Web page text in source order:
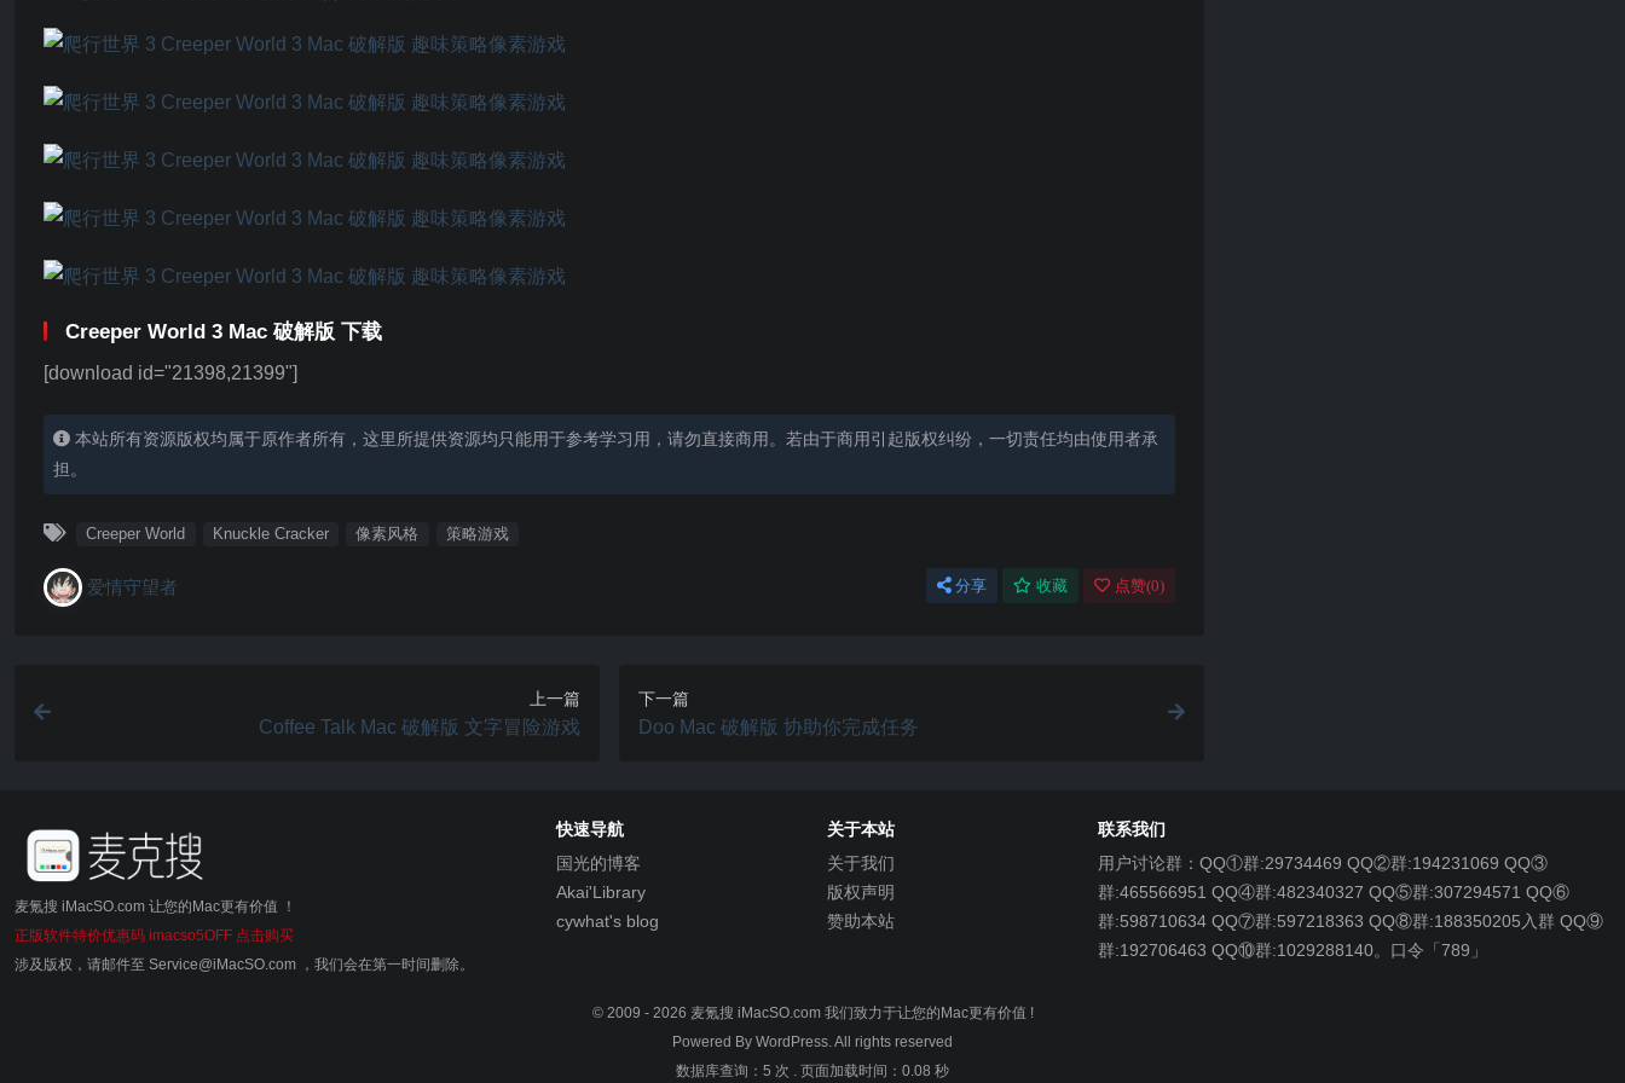
Creeper World 3 Mac 破解版 下载
[download id="21398,21399"]
本站所有资源版权均属于原作者所有，这里所提供资源均只能用于参考学习用，请勿直接商用。若由于商用引起版权纠纷，一切责任均由使用者承
担。
Creeper World Knuckle Cracker 像素风格 策略游戏
爱情守望者 分享 收藏 点赞(0)
上一篇
Coffee Talk Mac 破解版 文字冒险游戏
下一篇
Doo Mac 破解版 协助你完成任务
麦氪搜 iMacSO.com 让您的Mac更有价值 ！
正版软件特价优惠码 imacso5OFF 点击购买
涉及版权，请邮件至 Service@iMacSO.com ，我们会在第一时间删除。
快速导航
国光的博客
Akai'Library
cywhat's blog
关于本站
关于我们
版权声明
赞助本站
联系我们
用户讨论群：QQ①群:29734469 QQ②群:194231069 QQ③
群:465566951 QQ④群:482340327 QQ⑤群:307294571 QQ⑥
群:598710634 QQ⑦群:597218363 QQ⑧群:188350205入群 QQ⑨
群:192706463 QQ⑩群:1029288140。口令「789」
© 2009 - 2026 麦氪搜 iMacSO.com 我们致力于让您的Mac更有价值 !
Powered By WordPress. All rights reserved
数据库查询：5 次 . 页面加载时间：0.08 秒